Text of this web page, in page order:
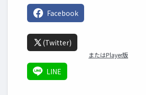
Facebook
(Twitter)
またはPlayer版
LINE